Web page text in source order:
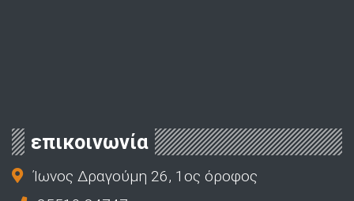
επικοινωνία
Ίωνος Δραγούμη 26, 1ος όροφος